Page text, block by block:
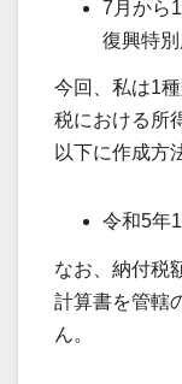
7月から
復興特
今回、私は1
税における所
以下に作成方
令和5年
なお、納付税
計算書を管轄
ん。